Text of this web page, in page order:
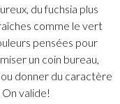
du fuchsia plus
comme le vert
pensées pour
un coin bureau,
donner du caractère
On valide!